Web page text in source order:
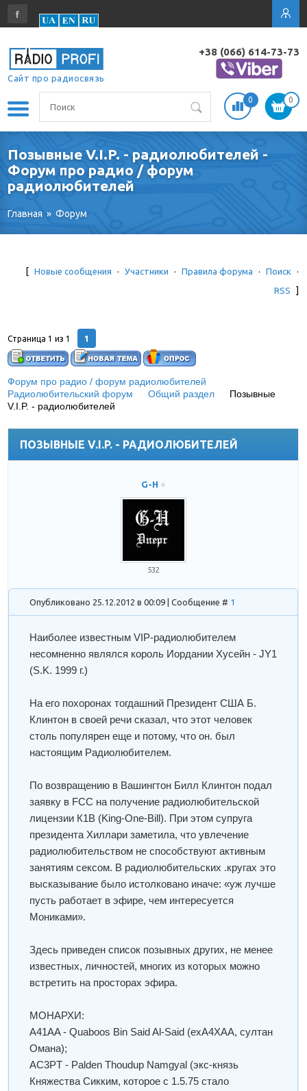
Сайт про радиосвязь
+38 (066) 614-73-73
0 0
Позывные V.I.P. - радиолюбителей -
Форум про радио / форум
радиолюбителей
Главная » Форум
[ Новые сообщения · Участники · Правила форума · Поиск
·
RSS
]
Страница1 из1 1
Форум про радио / форум радиолюбителей
Радиолюбительский форум
Общий раздел
Позывные
V.I.P. - радиолюбителей
ПОЗЫВНЫЕ V.I.P. - РАДИОЛЮБИТЕЛЕЙ
G-H
532
Опубликовано 25.12.2012 в 00:09 | Сообщение # 1
Наиболее известным VIP-радиолюбителем
несомненно являлся король Иордании Хусейн - JY1
(S.K. 1999 г.)
На его похоронах тогдашний Президент США Б.
Клинтон в своей речи сказал, что этот человек
столь популярен еще и потому, что он. был
настоящим Радиолюбителем.
По возвращению в Вашингтон Билл Клинтон подал
заявку в FCC на получение радиолюбительской
лицензии К1B (King-One-Bill). При этом супруга
президента Хиллари заметила, что увлечение
радиолюбительством не способствуют активным
занятиям сексом. В радиолюбительских .кругах это
высказывание было истолковано иначе: «уж лучше
пусть работает в эфире, чем интересуется
Мониками».
Здесь приведен список позывных других, не менее
известных, личностей, многих из которых можно
встретить на просторах эфира.
МОНАРХИ:
A41AA - Quaboos Bin Said Al-Said (exA4XAA, султан
Омана);
AC3PT - Palden Thoudup Namgyal (экс-князь
Княжества Сикким, которое с 1.5.75 стало